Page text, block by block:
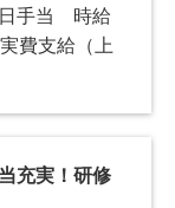
日手当 時給
費支給（上
充実！研修